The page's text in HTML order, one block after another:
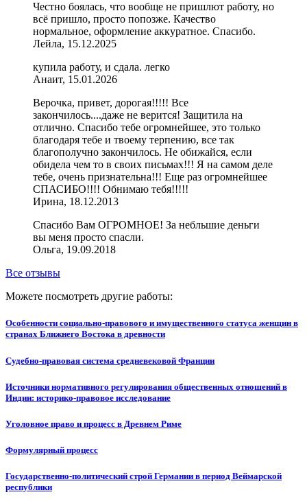
Честно боялась, что вообще не пришлют работу, но
всё пришло, просто попозже. Качество
нормальное, оформление аккуратное. Спасибо.
Лейла, 15.12.2025
купила работу, и сдала. легко
Анаит, 15.01.2026
Верочка, привет, дорогая!!!!! Все
закончилось....даже не верится! Защитила на
отлично. Спасибо тебе огромнейшее, это только
благодаря тебе и твоему терпению, все так
благополучно закончилось. Не обижайся, если
обидела чем то в своих письмах!!! Я на самом деле
тебе, очень признательна!!! Еще раз огромнейшее
СПАСИБО!!!! Обнимаю тебя!!!!!
Ирина, 18.12.2013
Спасибо Вам ОГРОМНОЕ! За небльшие деньги
вы меня просто спасли.
Ольга, 19.09.2018
Все отзывы
Можете посмотреть другие работы:
Особенности социально-правового и имущественного статуса женщин в
странах Ближнего Востока в древности
Судебно-правовая система средневековой Франции
Источники нормативного регулирования общественных отношений в
Индии: историко-правовое исследование
Уголовное право и процесс в Древнем Риме
Формулярный процесс
Государственно-политический строй Германии в период Веймарской
республики